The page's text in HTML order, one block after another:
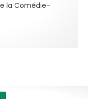
la Comédie-